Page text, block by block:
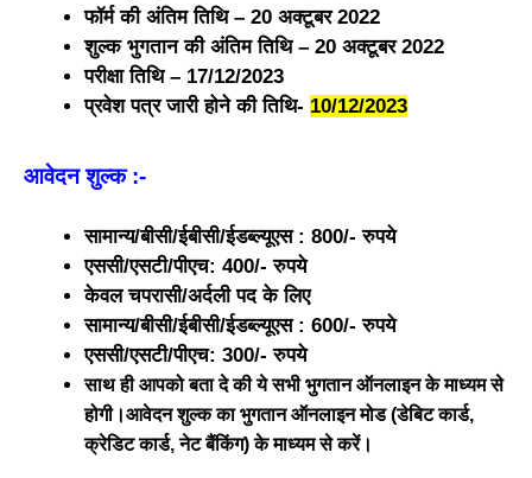
फॉर्म की अंतिम तिथि – 20 अक्टूबर 2022
शुल्क भुगतान की अंतिम तिथि – 20 अक्टूबर 2022
परीक्षा तिथि – 17/12/2023
प्रवेश पत्र जारी होने की तिथि- 10/12/2023
आवेदन शुल्क:-
सामान्य/बीसी/ईबीसी/ईडब्ल्यूएस : 800/- रुपये
एससी/एसटी/पीएच: 400/- रुपये
केवल चपरासी/अर्दली पद के लिए
सामान्य/बीसी/ईबीसी/ईडब्ल्यूएस : 600/- रुपये
एससी/एसटी/पीएच: 300/- रुपये
साथ ही आपको बता दे की ये सभी भुगतान ऑनलाइन के माध्यम से
होगी।आवेदन शुल्क का भुगतान ऑनलाइन मोड (डेबिट कार्ड,
क्रेडिट कार्ड, नेट बैंकिंग) के माध्यम से करें।